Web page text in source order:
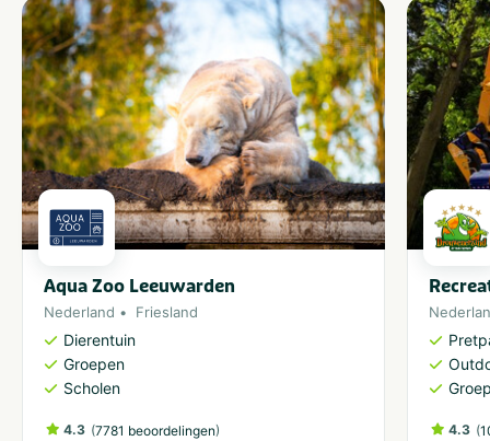
Aqua Zoo Leeuwarden
Nederland Friesland
Dierentuin
Groepen
Scholen
4.3 (7781 beoordelingen) 4.3 (